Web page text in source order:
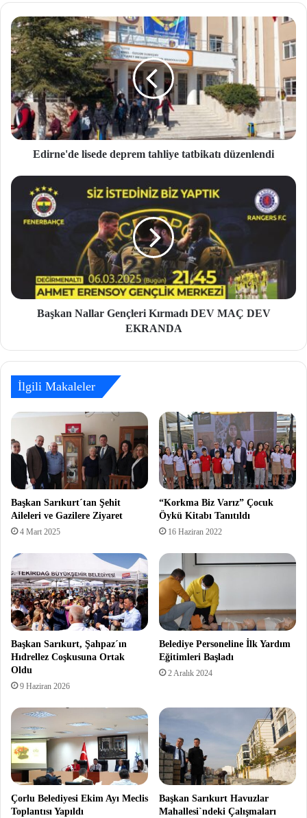
site
si
Edirne'de lisede deprem tahliye tatbikatı düzenlendi
Başkan Nallar Gençleri Kırmadı DEV MAÇ DEV
EKRANDA
İlgili Makaleler
Başkan Sarıkurt´tan Şehit
Aileleri ve Gazilere Ziyaret
4 Mart 2025
“Korkma Biz Varız” Çocuk
Öykü Kitabı Tanıtıldı
16 Haziran 2022
Başkan Sarıkurt, Şahpaz´ın
Hıdrellez Coşkusuna Ortak
Oldu
9 Haziran 2026
Belediye Personeline İlk Yardım
Eğitimleri Başladı
2 Aralık 2024
Çorlu Belediyesi Ekim Ayı Meclis
Toplantısı Yapıldı
Başkan Sarıkurt Havuzlar
Mahallesi`ndeki Çalışmaları